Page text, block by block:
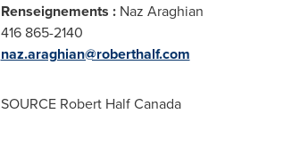
Renseignements :Naz Araghian
416 865-2140
naz.araghian@roberthalf.com
SOURCE Robert Half Canada